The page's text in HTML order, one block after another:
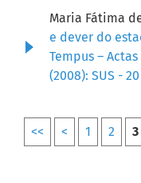
Maria Fátima
e dever do
Tempus –
(2008): SUS -
<< < 1 2 3